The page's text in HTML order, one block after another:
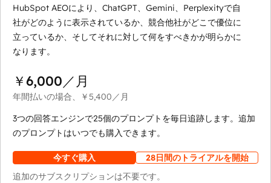
HubSpot AEOにより、ChatGPT、Gemini、Perplexityで自
社がどのように表示されているか、競合他社がどこで優位に
立っているか、そしてそれに対して何をすべきかが明らかに
なります。
￥6,000／月
年間払いの場合、 ￥5,400／月
3つの回答エンジンで25個のプロンプトを毎日追跡します。追加
のプロンプトはいつでも購入できます。
今すぐ購入
28日間のトライアルを開始
追加のサブスクリプションは不要です。